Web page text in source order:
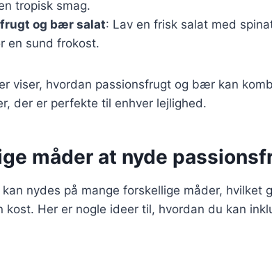
tropisk smag.
og bær salat: Lav en frisk salat med
en sund frokost.
viser, hvordan passionsfrugt og bær kan
der er perfekte til enhver lejlighed.
måder at nyde
nydes på mange forskellige måder, hvilket
kost. Her er nogle ideer til, hvordan du kan